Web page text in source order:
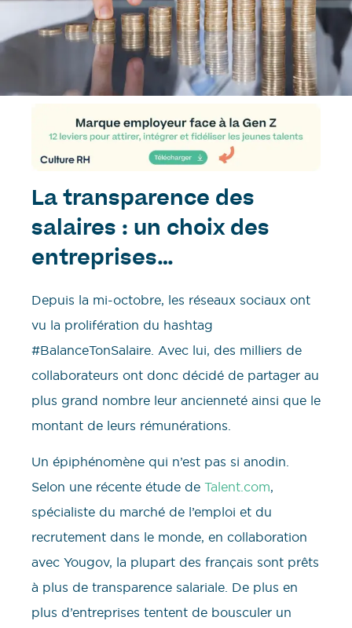
La transparence des
salaires : un choix des
entreprises…
Depuis la mi-octobre, les réseaux sociaux ont
vu la prolifération du hashtag
#BalanceTonSalaire. Avec lui, des milliers de
collaborateurs ont donc décidé de partager au
plus grand nombre leur ancienneté ainsi que le
montant de leurs rémunérations.
Un épiphénomène qui n’est pas si anodin.
Selon une récente étude de Talent.com,
spécialiste du marché de l’emploi et du
recrutement dans le monde, en collaboration
avec Yougov, la plupart des français sont prêts
à plus de transparence salariale. De plus en
plus d’entreprises tentent de bousculer un